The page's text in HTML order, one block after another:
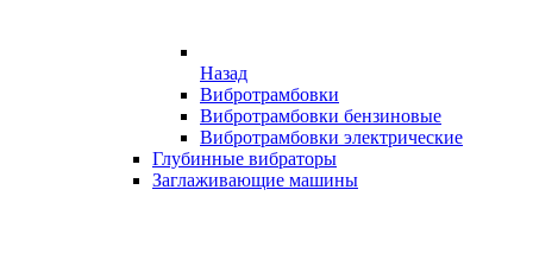
Назад
Вибротрамбовки
Вибротрамбовки бензиновые
Вибротрамбовки электрические
Глубинные вибраторы
Заглаживающие машины